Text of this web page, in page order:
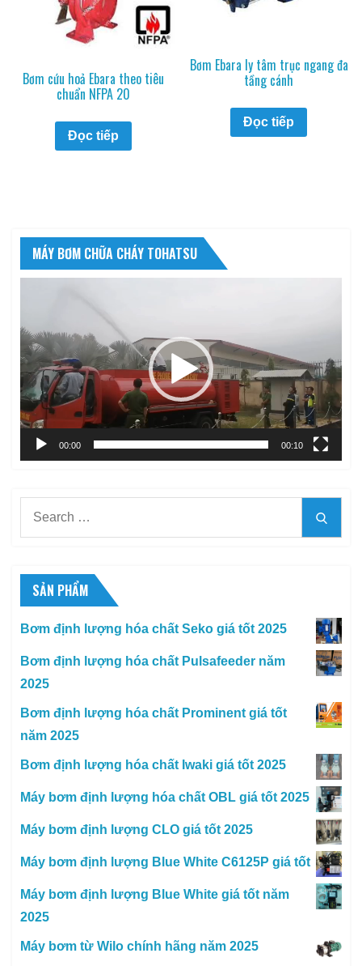
Bơm cứu hoả Ebara theo tiêu
chuẩn NFPA 20
Đọc tiếp
Bơm Ebara ly tâm trục ngang đa
tầng cánh
Đọc tiếp
MÁY BƠM CHỮA CHÁY TOHATSU
Video
00:00 00:10
SẢN PHẨM
Bơm định lượng hóa chất Seko giá tốt 2025
Bơm định lượng hóa chất Pulsafeeder năm
2025
Bơm định lượng hóa chất Prominent giá tốt
năm 2025
Bơm định lượng hóa chất Iwaki giá tốt 2025
Máy bơm định lượng hóa chất OBL giá tốt 2025
Máy bơm định lượng CLO giá tốt 2025
Máy bơm định lượng Blue White C6125P giá tốt
Máy bơm định lượng Blue White giá tốt năm
2025
Máy bơm từ Wilo chính hãng năm 2025